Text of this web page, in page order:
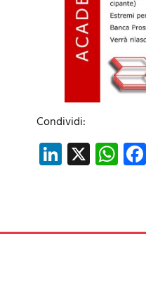
Condividi:
LinkedIn
X